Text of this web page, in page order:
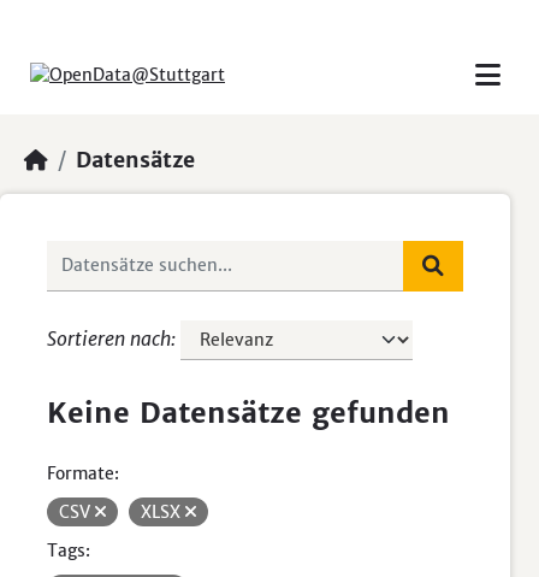
Datensätze
Sortieren nach
Keine Datensätze gefunden
Formate:
CSV
XLSX
Tags: